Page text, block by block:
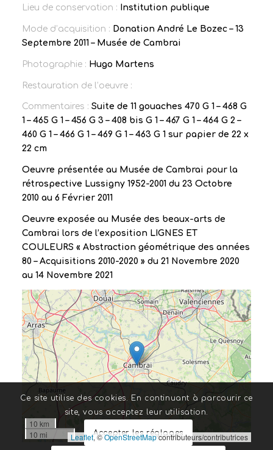
Lieu de conservation : Institution publique
Mode d’acquisition : Donation André Le Bozec – 13
Septembre 2011 – Musée de Cambrai
Photographie : Hugo Martens
Restauration de l’oeuvre :
Commentaires : Suite de 11 gouaches 470 G 1 – 468 G
1 – 465 G 1 – 456 G 3 – 408 bis G 1 – 467 G 1 – 464 G 2 –
460 G 1 – 466 G 1 – 469 G 1 – 463 G 1 sur papier de 22 x
22 cm
Oeuvre présentée au Musée de Cambrai pour la
rétrospective Lussigny 1952-2001 du 23 Octobre
2010 au 6 Février 2011
Oeuvre exposée au Musée des beaux-arts de
Cambrai lors de l’exposition LIGNES ET
COULEURS « Abstraction géométrique des années
80 – Acquisitions 2010-2020 » du 21 Novembre 2020
au 14 Novembre 2021
10 km
10 mi
Leaflet, ©OpenStreetMapcontributeurs/contributrices
Ce site utilise des cookies. En continuant à parcourir ce
site, vous acceptez leur utilisation.
Accepter les réglages